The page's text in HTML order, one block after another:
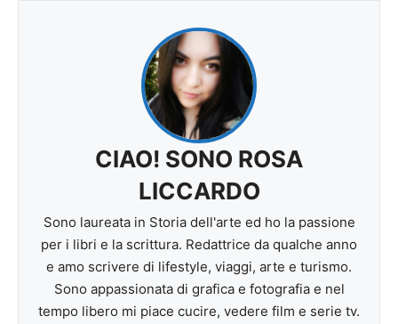
CIAO! SONO ROSA
LICCARDO
Sono laureata in Storia dell'arte ed ho la passione
per i libri e la scrittura. Redattrice da qualche anno
e amo scrivere di lifestyle, viaggi, arte e turismo.
Sono appassionata di grafica e fotografia e nel
tempo libero mi piace cucire, vedere film e serie tv.